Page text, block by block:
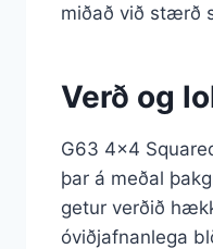
miðað við stærð
Verð og
G63 4×4
þar á meðal
getur verðið
óviðjafnanlega